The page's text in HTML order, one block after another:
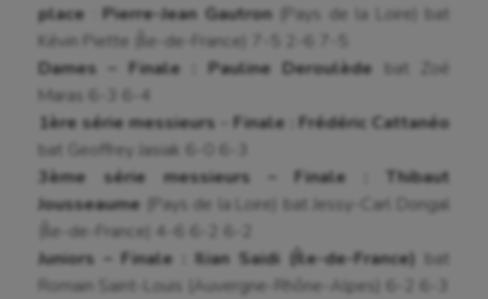
place
Pierre-Jean Gautron(Pays de la Loire) bat
Kévin Piette (Île-de-France) 7-5 2-6 7-5
Dames – Finale : Pauline Deroulède bat Zoé
Maras 6-3 6-4
1ère série messieurs
Finale : Frédéric Cattanéo
bat Geoffrey Jasiak 6-0 6-3
3ème série messieurs – Finale : Thibaut
Jousseaume (Pays de la Loire) bat Jessy-Carl Dongal
(Île-de-France) 4-6 6-2 6-2
Juniors – Finale : Ilian Saidi (Île-de-France) bat
Romain Saint-Louis (Auvergne-Rhône-Alpes) 6-2 6-3